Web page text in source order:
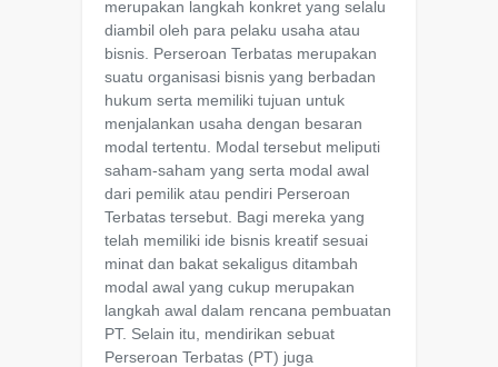
merupakan langkah konkret yang selalu
diambil oleh para pelaku usaha atau
bisnis. Perseroan Terbatas merupakan
suatu organisasi bisnis yang berbadan
hukum serta memiliki tujuan untuk
menjalankan usaha dengan besaran
modal tertentu. Modal tersebut meliputi
saham-saham yang serta modal awal
dari pemilik atau pendiri Perseroan
Terbatas tersebut. Bagi mereka yang
telah memiliki ide bisnis kreatif sesuai
minat dan bakat sekaligus ditambah
modal awal yang cukup merupakan
langkah awal dalam rencana pembuatan
PT. Selain itu, mendirikan sebuat
Perseroan Terbatas (PT) juga